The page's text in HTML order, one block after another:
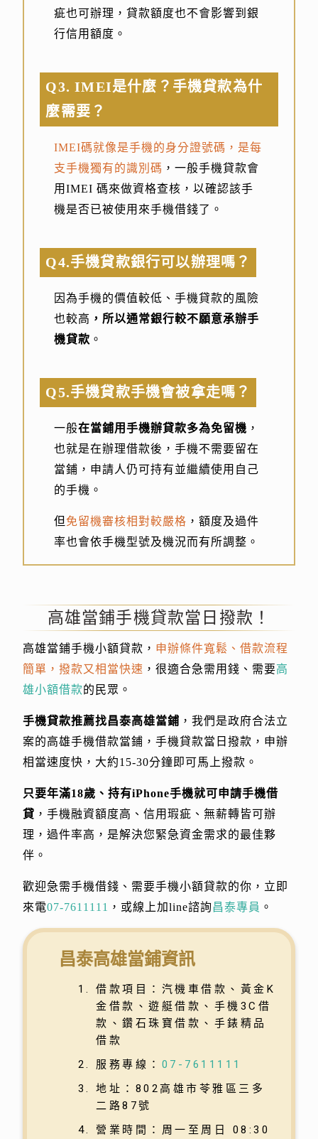
疵也可辦理，貸款額度也不會影響到銀
行信用額度。
Q3. IMEI是什麼？手機貸款為什
麼需要？
IMEI碼就像是手機的身分證號碼，是每
支手機獨有的識別碼 ，一般手機貸款會
用IMEI 碼來做資格查核，以確認該手
機是否已被使用來手機借錢了。
Q4.手機貸款銀行可以辦理嗎？
因為手機的價值較低、手機貸款的風險
也較高 ，所以通常銀行較不願意承辦手
機貸款 。
Q5.手機貸款手機會被拿走嗎？
一般在當鋪用手機辦貸款多為免留機 ，
也就是在辦理借款後，手機不需要留在
當鋪，申請人仍可持有並繼續使用自己
的手機。
但免留機審核相對較嚴格 ，額度及過件
率也會依手機型號及機況而有所調整。
高雄當鋪手機貸款當日撥款！
高雄當鋪手機小額貸款， 申辦條件寬鬆、借款流程
簡單，撥款又相當快速 ，很適合急需用錢、需要高
雄小額借款的民眾。
手機貸款推薦找昌泰高雄當鋪 ，我們是政府合法立
案的高雄手機借款當鋪，手機貸款當日撥款，申辦
相當速度快，大約15-30分鐘即可馬上撥款。
只要年滿18歲、持有iPhone手機就可申請手機借
貸 ，手機融資額度高、信用瑕疵、無薪轉皆可辦
理，過件率高，是解決您緊急資金需求的最佳夥
伴。
歡迎急需手機借錢、需要手機小額貸款的你，立即
來電07-7611111 ，或線上加line諮詢昌泰專員 。
昌泰高雄當鋪資訊
借款項目：汽機車借款、黃金K
金借款、遊艇借款、手機3C借
款、鑽石珠寶借款、手錶精品
借款
服務專線： 07-7611111
地址：802高雄市苓雅區三多
二路87號
營業時間：周一至周日 08:30